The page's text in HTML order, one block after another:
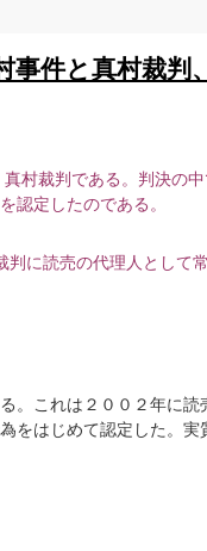
件と真村裁判
村裁判である。判決の
認定したのである。
に読売の代理人として
。これは２００２年に
をはじめて認定した。